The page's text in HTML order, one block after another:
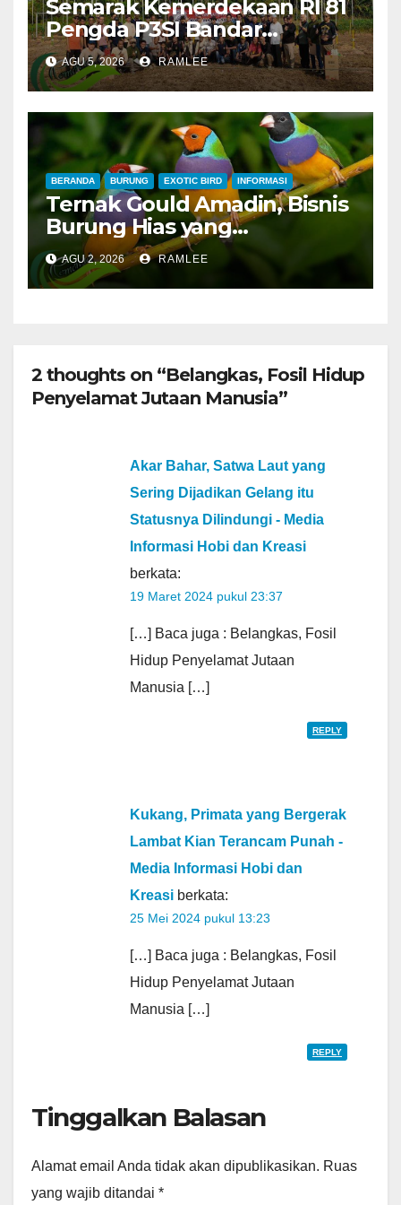
Semarak Kemerdekaan RI 81
Pengda P3SI Bandar
Lampung, Potong Tumpeng
Menandai Peresmian
Lapangan Baru, Mawar
Merah dan Jahanam Juara
AGU 5, 2026 RAMLEE
BERANDA BURUNG EXOTIC BIRD INFORMASI
Ternak Gould Amadin, Bisnis
Burung Hias yang
Menguntungkan
AGU 2, 2026 RAMLEE
2 thoughts on “Belangkas, Fosil Hidup
Penyelamat Jutaan Manusia”
Akar Bahar, Satwa Laut yang
Sering Dijadikan Gelang itu
Statusnya Dilindungi - Media
Informasi Hobi dan Kreasi
berkata:
19 Maret 2024 pukul 23:37
[…] Baca juga : Belangkas, Fosil
Hidup Penyelamat Jutaan
Manusia […]
REPLY
Kukang, Primata yang Bergerak
Lambat Kian Terancam Punah -
Media Informasi Hobi dan
Kreasi berkata:
25 Mei 2024 pukul 13:23
[…] Baca juga : Belangkas, Fosil
Hidup Penyelamat Jutaan
Manusia […]
REPLY
Tinggalkan Balasan
Alamat email Anda tidak akan dipublikasikan. Ruas
yang wajib ditandai *